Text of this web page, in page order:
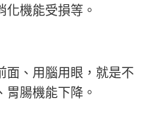
機能受損等。
面、用腦用眼，就是不
腸機能下降。